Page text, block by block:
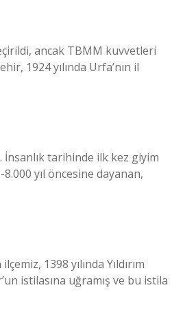
ancak TBMM kuvvetleri
1924 yılında Urfa’nın il
tarihinde ilk kez giyim
yıl öncesine dayanan,
1398 yılında Yıldırım
istilasına uğramış ve bu istila